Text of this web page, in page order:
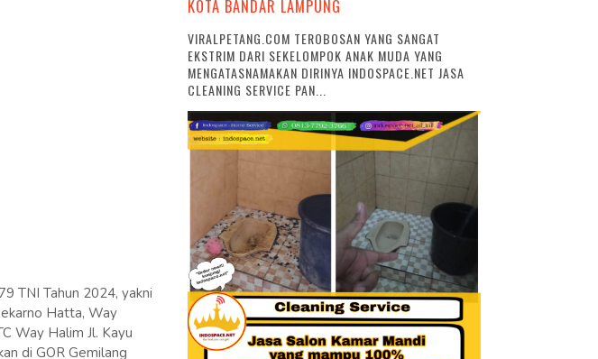
TNI Tahun 2024, yakni
Hatta, Way
Way Halim Jl. Kayu
di GOR Gemilang
KOTA BANDAR LAMPUNG
VIRALPETANG.COM TEROBOSAN YANG SANGAT
EKSTRIM DARI SEKELOMPOK ANAK MUDA YANG
MENGATASNAMAKAN DIRINYA INDOSPACE.NET JASA
CLEANING SERVICE PAN...